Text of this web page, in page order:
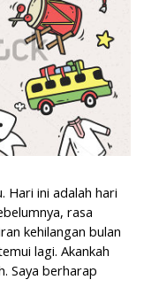
Hari ini adalah hari
rasa
kehilangan bulan
lagi. Akankah
Saya berharap